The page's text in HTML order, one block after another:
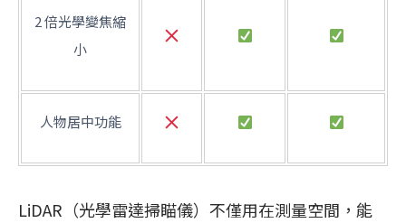
2 倍光學變焦縮
小
人物居中功能
LiDAR（光學雷達掃瞄儀）不僅用在測量空間，能